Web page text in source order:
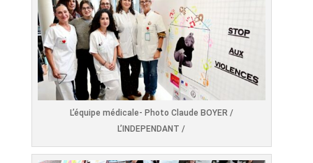
L’équipe médicale- Photo Claude BOYER /
L’INDEPENDANT /